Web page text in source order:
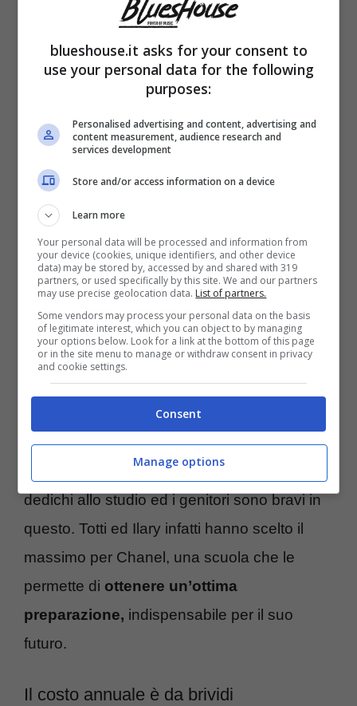
Guardando Chanel si intravede il
mix dei geni della Blasi con quelli di Totti,
due genitori bellissimi e la cui figlia non
piena consapevolezza del suo aspetto
gradevole sublimandolo nelle occasioni
speciali con mise audaci e make up che la
valorizzano anche se a dire il vero, è
acqua e sapone che si coglie tutta la sua
bellezza.
Del resto è ancora molto fresca e c’è tempo
per ricorrere ai vari strumenti di bellezza, non
ne ha assolutamente bisogno. E’ importante
però che tra eventi, feste e ricorrenze, come
ilregalo al fidanzato di recente che ha
scatenato delle polemiche, la giovane si
dedichi allo studio ed i genitori sono bravi in
questo. Totti ed Ilary infatti hanno scelto il
massimo per Chanel, una scuola che le
permette di ottenere un’ottima
preparazione, indispensabile per il suo
futuro.
Il costo annuale è da brividi
blueshouse.it asks for your consent to
use your personal data for the following
purposes:
Personalised advertising and content, advertising and
content measurement, audience research and
services development
Store and/or access information on a device
Learn more
Your personal data will be processed and information from
your device (cookies, unique identifiers, and other device
data) may be stored by, accessed by and shared with 319
partners, or used specifically by this site. We and our partners
may use precise geolocation data. List of partners.
Some vendors may process your personal data on the basis
of legitimate interest, which you can object to by managing
your options below. Look for a link at the bottom of this page
or in the site menu to manage or withdraw consent in privacy
and cookie settings.
Consent
Manage options